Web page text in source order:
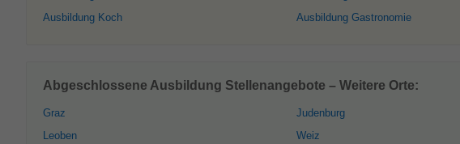
Ausbildung Koch
Ausbildung Gastronomie
Abgeschlossene Ausbildung Stellenangebote – Weitere Orte:
Graz
Leoben
Judenburg
Weiz